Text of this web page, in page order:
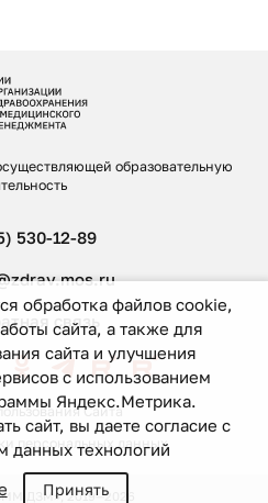
образовательную
530-12-89
связь
Сайта
персональных данных
ДЗМ», 2019—2026
обработка файлов cookie,
сайта, а также для
сайта и улучшения
с использованием
Яндекс.Метрика.
сайт, вы даете согласие с
данных технологий
Принять